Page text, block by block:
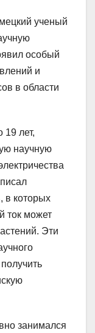
ученый
особый
и
в области
19 лет,
научную
в которых
ток может
Эти
занимался